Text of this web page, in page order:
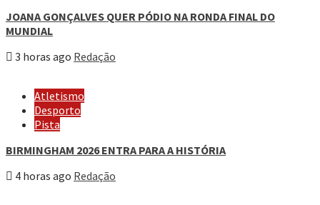
JOANA GONÇALVES QUER PÓDIO NA RONDA FINAL DO
MUNDIAL
3 horas ago Redação
Atletismo
Desporto
Pista
BIRMINGHAM 2026 ENTRA PARA A HISTÓRIA
4 horas ago Redação